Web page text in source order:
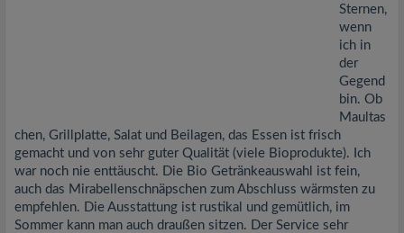
Sternen,
wenn
ich in
der
Gegend
bin. Ob
Maultas
chen, Grillplatte, Salat und Beilagen, das Essen ist frisch
gemacht und von sehr guter Qualität (viele Bioprodukte). Ich
war noch nie enttäuscht. Die Bio Getränkeauswahl ist fein,
auch das Mirabellenschnäpschen zum Abschluss wärmsten zu
empfehlen. Die Ausstattung ist rustikal und gemütlich, im
Sommer kann man auch draußen sitzen. Der Service sehr